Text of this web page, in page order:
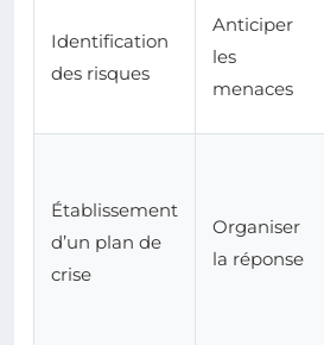
Identification
des risques
Anticiper
les
menaces
Établissement
d’un plan de
crise
Organiser
la réponse